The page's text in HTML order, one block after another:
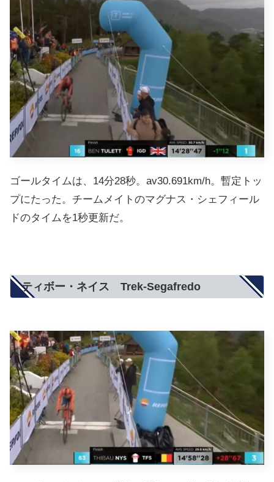
ゴールタイムは、14分28秒。av30.691km/h。暫定トッ
プにたった。チームメイトのマグナス・シェフィール
ドのタイムを1秒更新だ。
ティボー・ネイス Trek-Segafredo